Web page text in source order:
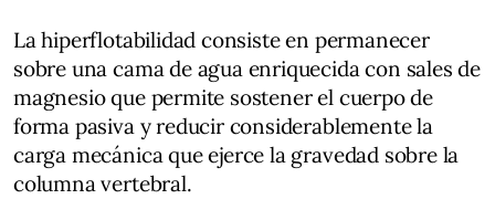
La hiperflotabilidad consiste en permanecer
sobre una cama de agua enriquecida con sales de
magnesio que permite sostener el cuerpo de
forma pasiva y reducir considerablemente la
carga mecánica que ejerce la gravedad sobre la
columna vertebral.